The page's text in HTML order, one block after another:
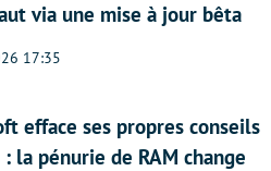
via une mise à jour bêta
17:35
efface ses propres conseils
la pénurie de RAM change